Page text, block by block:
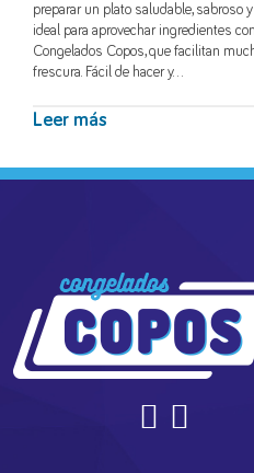
preparar un plato saludable, sabroso
ideal para aprovechar ingredientes
Congelados Copos, que facilitan
frescura. Fácil de hacer y…
Leer más